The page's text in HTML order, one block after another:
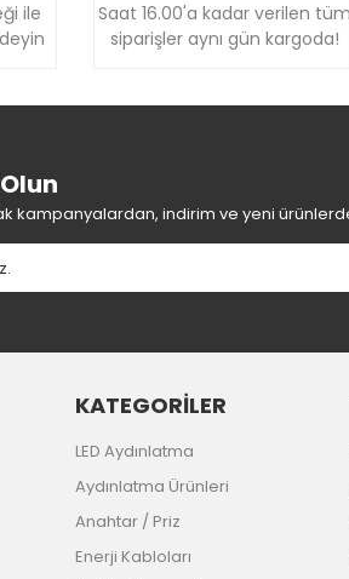
ile
Saat 16.00'a kadar verilen tüm
siparişler aynı gün kargoda!
kampanyalardan, indirim ve yeni
KATEGORİLER
LED Aydınlatma
Aydınlatma Ürünleri
Anahtar / Priz
Enerji Kabloları